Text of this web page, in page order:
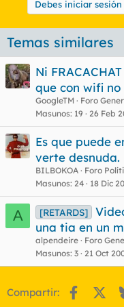
Debes iniciar
Temas similares
Ni
que con wifi
GoogleTM
Foro
Masunos 19 26 Feb
Es que puede
verte desnuda.
BILBOKOA
Foro
Masunos 24 18 Dic
A [RETARDS]
una tia en un
alpendeire
Foro
Masunos 3 21 Oct
Compartir: